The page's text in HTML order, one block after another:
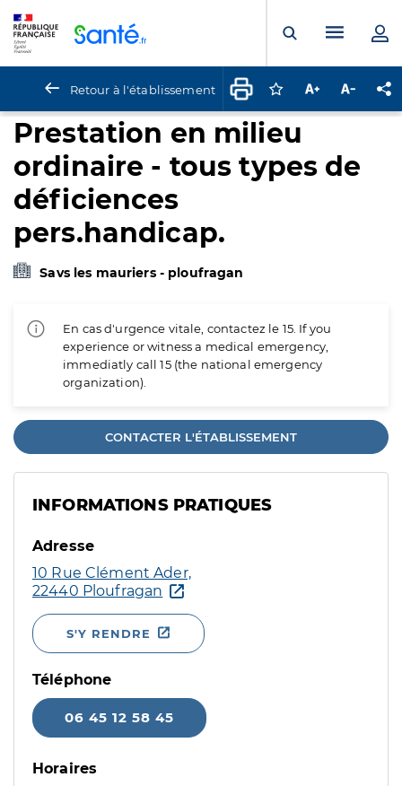
Ouvrir laMenu
Retour à l'établissement Connectez-vous
Augmenter la
Prestation en milieu
ordinaire - tous types de
déficiences
pers.handicap.
Savs les mauriers - ploufragan
En cas d'urgence vitale, contactez le 15. If you
experience or witness a medical emergency,
immediatly call 15 (the national emergency
organization).
CONTACTER L'ÉTABLISSEMENT
INFORMATIONS PRATIQUES
Adresse
10 Rue Clément Ader,
22440 Ploufragan
S'Y RENDRE
Téléphone
06 45 12 58 45
Horaires